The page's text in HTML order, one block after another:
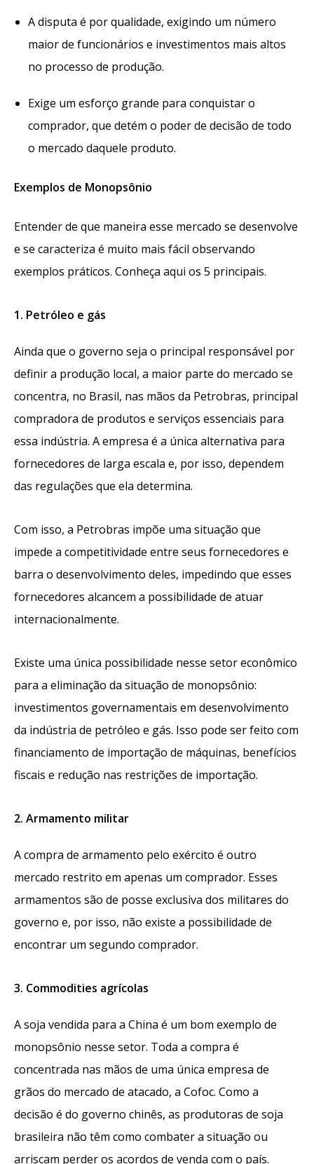
A disputa é por qualidade, exigindo um número
maior de funcionários e investimentos mais altos
no processo de produção.
Exige um esforço grande para conquistar o
comprador, que detém o poder de decisão de todo
o mercado daquele produto.
Exemplos de Monopsônio
Entender de que maneira esse mercado se desenvolve
e se caracteriza é muito mais fácil observando
exemplos práticos. Conheça aqui os 5 principais.
1. Petróleo e gás
Ainda que o governo seja o principal responsável por
definir a produção local, a maior parte do mercado se
concentra, no Brasil, nas mãos da Petrobras, principal
compradora de produtos e serviços essenciais para
essa indústria. A empresa é a única alternativa para
fornecedores de larga escala e, por isso, dependem
das regulações que ela determina.
Com isso, a Petrobras impõe uma situação que
impede a competitividade entre seus fornecedores e
barra o desenvolvimento deles, impedindo que esses
fornecedores alcancem a possibilidade de atuar
internacionalmente.
Existe uma única possibilidade nesse setor econômico
para a eliminação da situação de monopsônio:
investimentos governamentais em desenvolvimento
da indústria de petróleo e gás. Isso pode ser feito com
financiamento de importação de máquinas, benefícios
fiscais e redução nas restrições de importação.
2. Armamento militar
A compra de armamento pelo exército é outro
mercado restrito em apenas um comprador. Esses
armamentos são de posse exclusiva dos militares do
governo e, por isso, não existe a possibilidade de
encontrar um segundo comprador.
3. Commodities agrícolas
A soja vendida para a China é um bom exemplo de
monopsônio nesse setor. Toda a compra é
concentrada nas mãos de uma única empresa de
grãos do mercado de atacado, a Cofoc. Como a
decisão é do governo chinês, as produtoras de soja
brasileira não têm como combater a situação ou
arriscam perder os acordos de venda com o país.